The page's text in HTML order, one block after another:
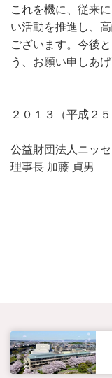
これを機に、従来
い活動を推進し、
ございます。今後
う、お願い申しあげ
２０１３（平成２
公益財団法人ニッ
理事長 加藤 貞男